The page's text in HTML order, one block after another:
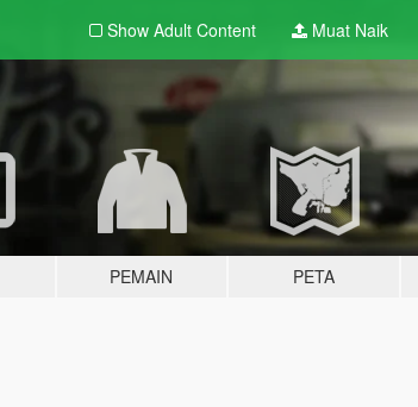
Show Adult Content Muat Naik
PEMAIN PETA